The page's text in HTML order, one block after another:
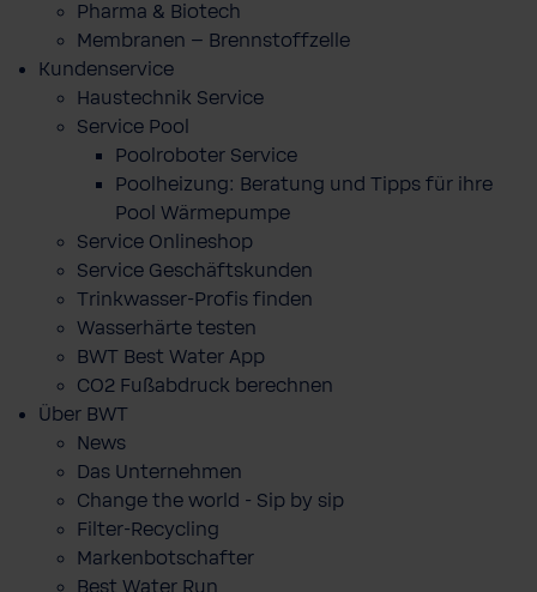
Pharma & Biotech
Membranen – Brennstoffzelle
Kundenservice
Haustechnik Service
Service Pool
Poolroboter Service
Poolheizung: Beratung und Tipps für ihre
Pool Wärmepumpe
Service Onlineshop
Service Geschäftskunden
Trinkwasser-Profis finden
Wasserhärte testen
BWT Best Water App
CO2 Fußabdruck berechnen
Über BWT
News
Das Unternehmen
Change the world - Sip by sip
Filter-Recycling
Markenbotschafter
Best Water Run